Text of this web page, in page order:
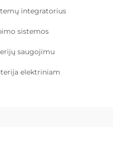
integratorius
sistemos
saugojimu
elektriniam